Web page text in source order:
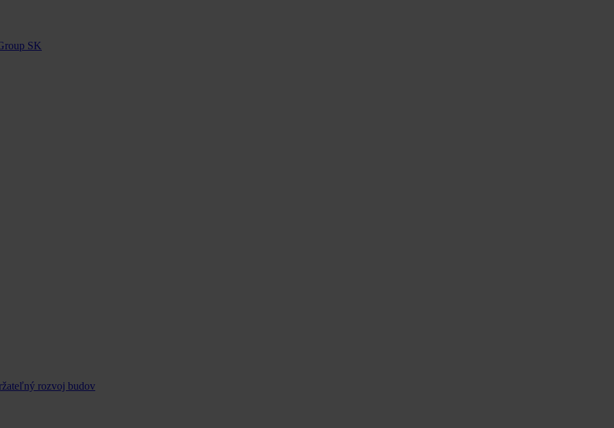
SK
rozvoj budov